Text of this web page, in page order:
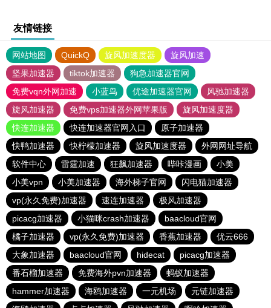
友情链接
网站地图 QuickQ 旋风加速度器
旋风加速
坚果加速器
tiktok加速器
狗急加速器官网
免费vqn外网加速
小蓝鸟 优途加速器官网
风驰加速器
旋风加速器
免费vps加速器外网苹果版
旋风加速度器
快连加速器
快连加速器官网入口
原子加速器
快鸭加速器
快柠檬加速器 旋风加速度器
外网网址导航
软件中心
雷霆加速 狂飙加速器 哔咔漫画
小美
小美vpn
小美加速器 海外梯子官网
闪电猫加速器
vp(永久免费)加速器
速连加速器
极风加速器
picacg加速器
小猫咪crash加速器
baacloud官网
橘子加速器
vp(永久免费)加速器 香蕉加速器
优云666
大象加速器
baacloud官网 hidecat
picacg加速器
番石榴加速器
免费海外pvn加速器
蚂蚁加速器
hammer加速器
海鸥加速器 一元机场
元链加速器